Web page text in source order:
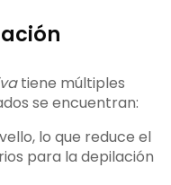
tiene múltiples
se encuentran:
lo que reduce el
para la depilación